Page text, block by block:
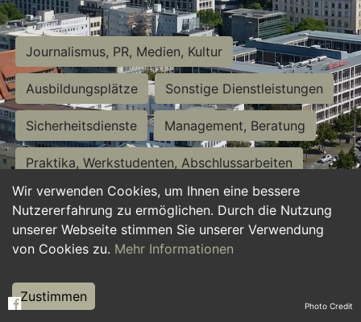
Wir verwenden Cookies, um Ihnen eine bessere
Nutzererfahrung zu ermöglichen. Durch die Nutzung
unserer Webseite stimmen Sie unserer Verwendung
von Cookies zu. Mehr Informationen
Zustimmen
Journalismus, PR, Medien, Kultur
Ausbildungsplätze Sonstige Dienstleistungen
Sicherheitsdienste Management, Beratung
Praktika, Werkstudenten, Abschlussarbeiten
Personalwesen Assistenz, Sekretariat
Hilfskräfte, Aushilfs- und Nebenjobs
Weiterbildung, Studium, duale Ausbildung Photo Credit